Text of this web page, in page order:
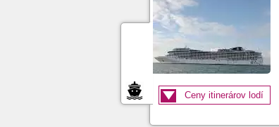
Ceny itinerárov lodí